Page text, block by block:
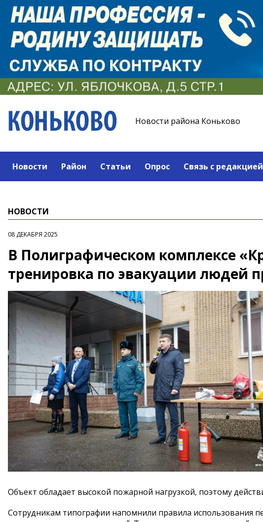
Новости района Коньково
Новости Район Статьи Опрос Связь с редакцией
НОВОСТИ
08 ДЕКАБРЯ 2025
В Полиграфическом комплексе
тренировка по эвакуации людей
Объект обладает высокой пожарной нагрузкой, поэтому
Сотрудникам типографии напомнили правила использования